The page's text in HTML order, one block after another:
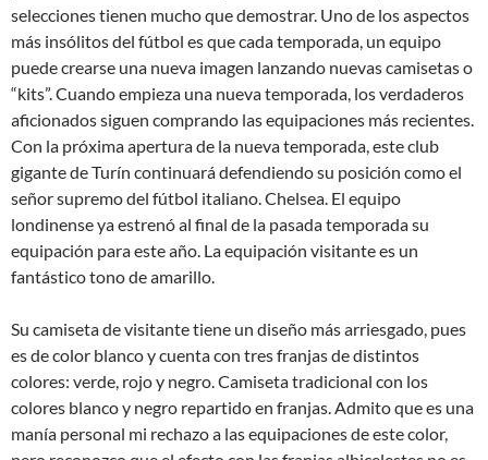
selecciones tienen mucho que demostrar. Uno de los aspectos
más insólitos del fútbol es que cada temporada, un equipo
puede crearse una nueva imagen lanzando nuevas camisetas o
“kits”. Cuando empieza una nueva temporada, los verdaderos
aficionados siguen comprando las equipaciones más recientes.
Con la próxima apertura de la nueva temporada, este club
gigante de Turín continuará defendiendo su posición como el
señor supremo del fútbol italiano. Chelsea. El equipo
londinense ya estrenó al final de la pasada temporada su
equipación para este año. La equipación visitante es un
fantástico tono de amarillo.
Su camiseta de visitante tiene un diseño más arriesgado, pues
es de color blanco y cuenta con tres franjas de distintos
colores: verde, rojo y negro. Camiseta tradicional con los
colores blanco y negro repartido en franjas. Admito que es una
manía personal mi rechazo a las equipaciones de este color,